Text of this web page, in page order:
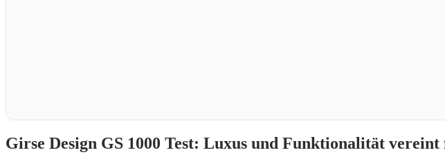
Girse Design GS 1000 Test: Luxus und Funktionalität